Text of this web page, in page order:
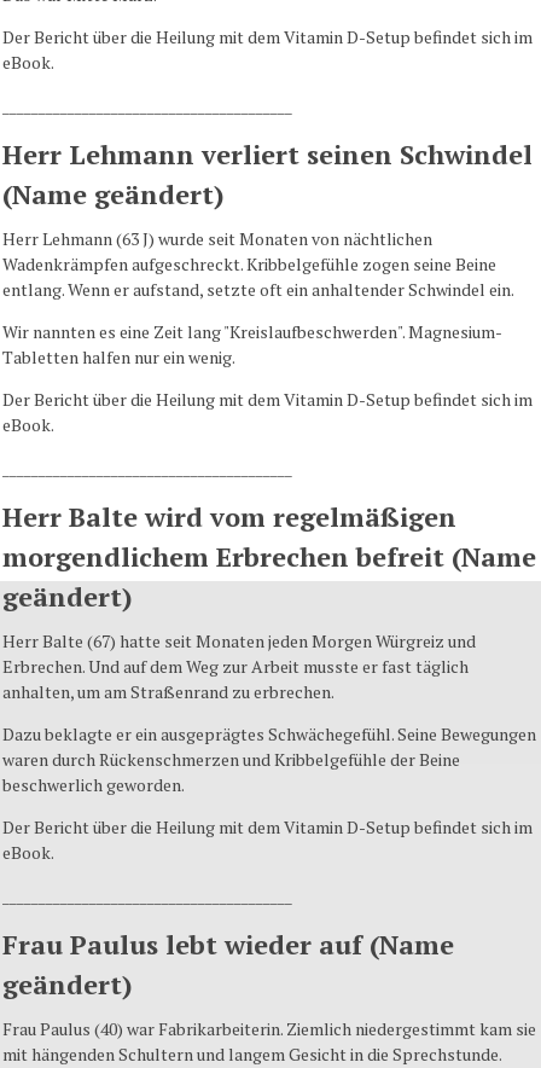
Der Bericht über die Heilung mit dem Vitamin D-Setup befindet sich im
eBook.
Herr Lehmann verliert seinen Schwindel
(Name geändert)
Herr Lehmann (63 J) wurde seit Monaten von nächtlichen
Wadenkrämpfen aufgeschreckt. Kribbelgefühle zogen seine Beine
entlang. Wenn er aufstand, setzte oft ein anhaltender Schwindel ein.
Wir nannten es eine Zeit lang "Kreislaufbeschwerden". Magnesium-
Tabletten halfen nur ein wenig.
Der Bericht über die Heilung mit dem Vitamin D-Setup befindet sich im
eBook.
Herr Balte wird vom regelmäßigen
morgendlichem Erbrechen befreit (Name
geändert)
Herr Balte (67) hatte seit Monaten jeden Morgen Würgreiz und
Erbrechen. Und auf dem Weg zur Arbeit musste er fast täglich
anhalten, um am Straßenrand zu erbrechen.
Dazu beklagte er ein ausgeprägtes Schwächegefühl. Seine Bewegungen
waren durch Rückenschmerzen und Kribbelgefühle der Beine
beschwerlich geworden.
Der Bericht über die Heilung mit dem Vitamin D-Setup befindet sich im
eBook.
Frau Paulus lebt wieder auf (Name
geändert)
Frau Paulus (40) war Fabrikarbeiterin. Ziemlich niedergestimmt kam sie
mit hängenden Schultern und langem Gesicht in die Sprechstunde.